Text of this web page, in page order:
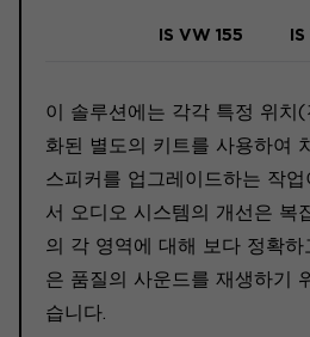
IS VW 155
이 솔루션에는 각각 특정 위치
화된 별도의 키트를 사용하여
스피커를 업그레이드하는 작
서 오디오 시스템의 개선은 복
의 각 영역에 대해 보다 정확
은 품질의 사운드를 재생하기
습니다.